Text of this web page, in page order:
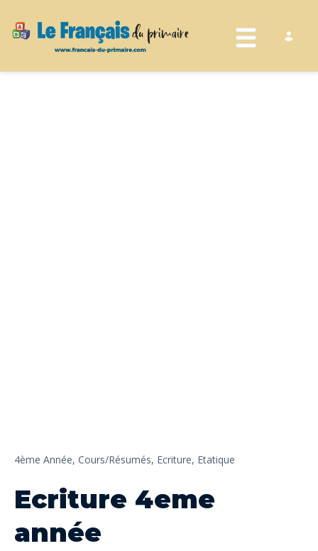
Toggle
4ème Année, Cours/Résumés, Ecriture, Etatique
Ecriture 4eme
année